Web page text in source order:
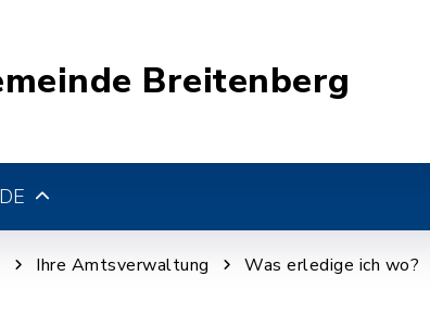
Breitenberg
Ihre Amtsverwaltung Was erledige ich wo?